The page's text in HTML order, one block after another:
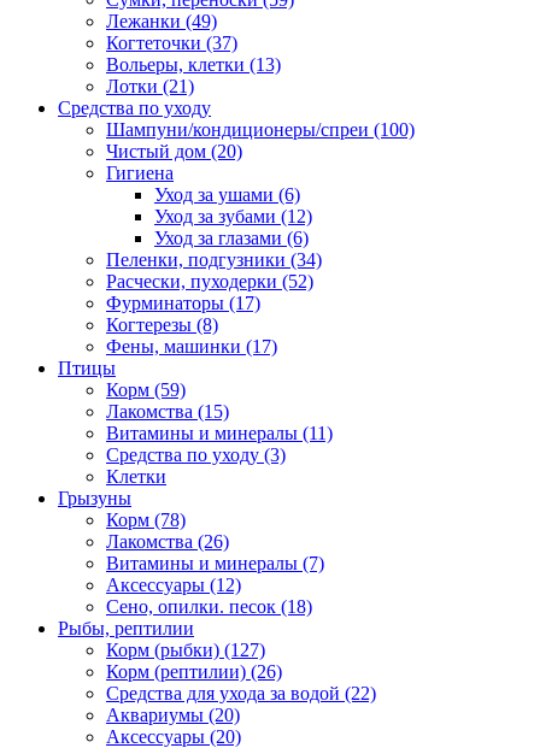
Лежанки (49)
Когтеточки (37)
Вольеры, клетки (13)
Лотки (21)
Средства по уходу
Шампуни/кондиционеры/спреи (100)
Чистый дом (20)
Гигиена
Уход за ушами (6)
Уход за зубами (12)
Уход за глазами (6)
Пеленки, подгузники (34)
Расчески, пуходерки (52)
Фурминаторы (17)
Когтерезы (8)
Фены, машинки (17)
Птицы
Корм (59)
Лакомства (15)
Витамины и минералы (11)
Средства по уходу (3)
Клетки
Грызуны
Корм (78)
Лакомства (26)
Витамины и минералы (7)
Аксессуары (12)
Сено, опилки. песок (18)
Рыбы, рептилии
Корм (рыбки) (127)
Корм (рептилии) (26)
Средства для ухода за водой (22)
Аквариумы (20)
Аксессуары (20)